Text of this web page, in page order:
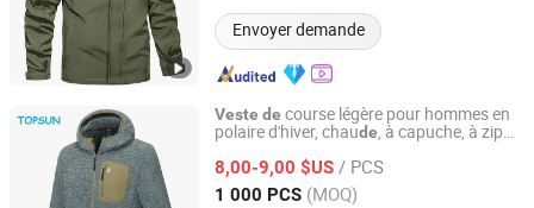
Envoyer demande
Veste de course légère pour hommes en
polaire d'hiver, chaude, à capuche, à zip
8,00-9,00 $US / PCS
1 000 PCS (MOQ)
XIAMEN TOPSUN APPAREL CO., LTD.
Fujian, China Depuis 2013